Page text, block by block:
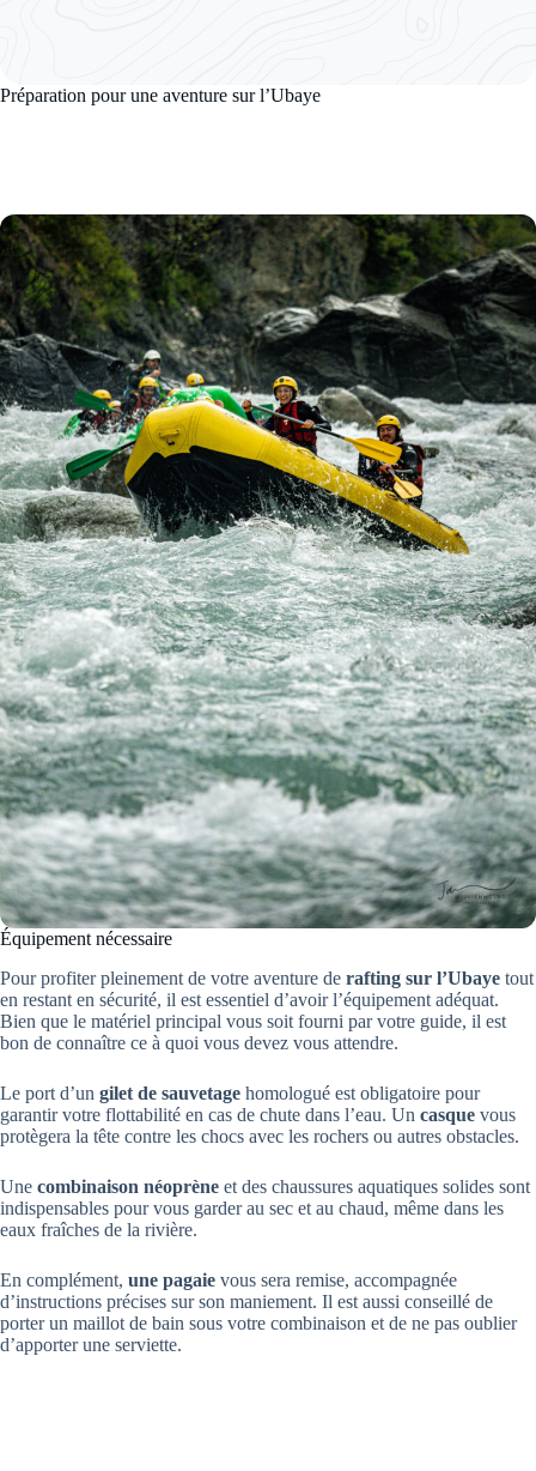
Préparation pour une aventure sur l’Ubaye
Équipement nécessaire
Pour profiter pleinement de votre aventure de rafting sur l’Ubaye tout
en restant en sécurité, il est essentiel d’avoir l’équipement adéquat.
Bien que le matériel principal vous soit fourni par votre guide, il est
bon de connaître ce à quoi vous devez vous attendre.
Le port d’un gilet de sauvetage homologué est obligatoire pour
garantir votre flottabilité en cas de chute dans l’eau. Un casque vous
protègera la tête contre les chocs avec les rochers ou autres obstacles.
Une combinaison néoprène et des chaussures aquatiques solides sont
indispensables pour vous garder au sec et au chaud, même dans les
eaux fraîches de la rivière.
En complément, une pagaie vous sera remise, accompagnée
d’instructions précises sur son maniement. Il est aussi conseillé de
porter un maillot de bain sous votre combinaison et de ne pas oublier
d’apporter une serviette.